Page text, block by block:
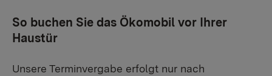
So buchen Sie das Ökomobil vor Ihrer
Haustür
Unsere Terminvergabe erfolgt nur nach